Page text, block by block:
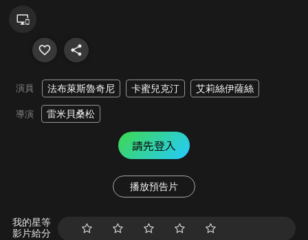
演員 法布萊斯魯奇尼 卡蜜兒克汀 艾莉絲伊薩絲
導演 雷米貝桑松
請先登入
播放預告片
我的星等
影片給分